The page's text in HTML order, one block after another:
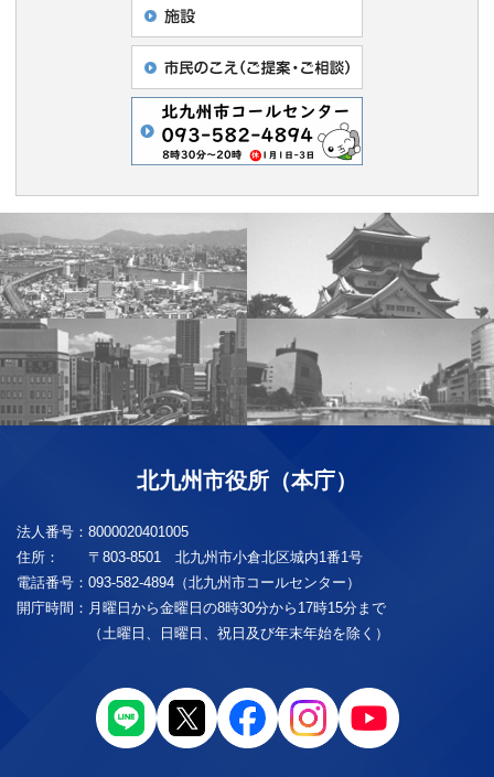
北九州市役所（本庁）
法人番号： 8000020401005
住所：
〒803-8501 北九州市小倉北区城内1番1号
電話番号： 093-582-4894（北九州市コールセンター）
開庁時間： 月曜日から金曜日の8時30分から17時15分まで
（土曜日、日曜日、祝日及び年末年始を除く）